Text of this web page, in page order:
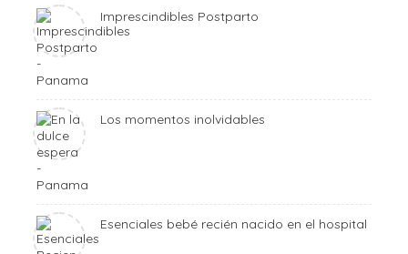
Imprescindibles Postparto
Los momentos inolvidables
Esenciales bebé recién nacido en el hospital